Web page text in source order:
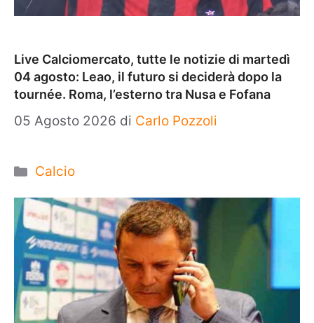
Live Calciomercato, tutte le notizie di martedì
04 agosto: Leao, il futuro si deciderà dopo la
tournée. Roma, l’esterno tra Nusa e Fofana
05 Agosto 2026 di Carlo Pozzoli
Categorie
Calcio